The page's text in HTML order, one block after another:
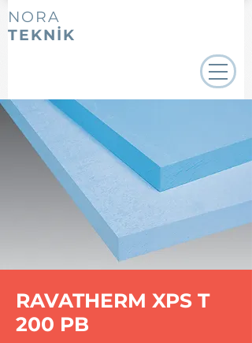
NORA
TEKNİK
RAVATHERM XPS T
200 PB